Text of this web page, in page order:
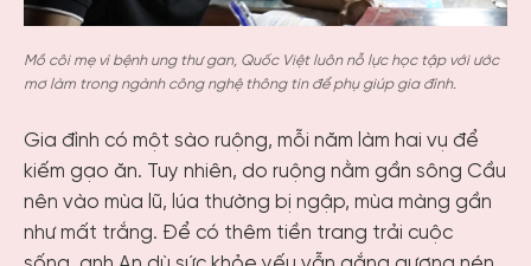
Mồ côi mẹ vì bệnh ung thư gan, Quốc Việt luôn nỗ lực học tập với ước
mơ làm trong ngành công nghệ thông tin để phụ giúp gia đình.
Gia đình có một sào ruộng, mỗi năm làm hai vụ để
kiếm gạo ăn. Tuy nhiên, do ruộng nằm gần sông Cầu
nên vào mùa lũ, lúa thường bị ngập, mùa màng gần
như mất trắng. Để có thêm tiền trang trải cuộc